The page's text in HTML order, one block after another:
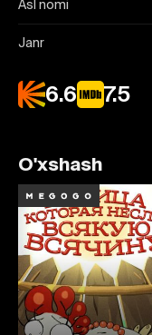
Asl nomi
Janr
6.6 7.5
O'xshash